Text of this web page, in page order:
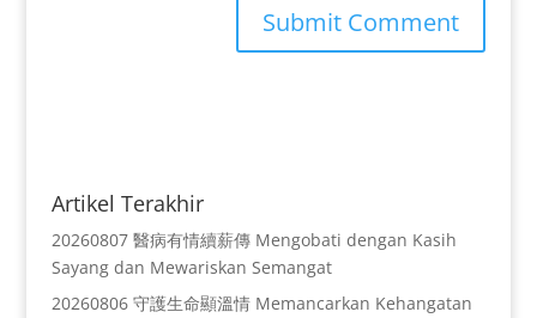
Artikel Terakhir
20260807 醫病有情續薪傳 Mengobati dengan Kasih
Sayang dan Mewariskan Semangat
20260806 守護生命顯溫情 Memancarkan Kehangatan